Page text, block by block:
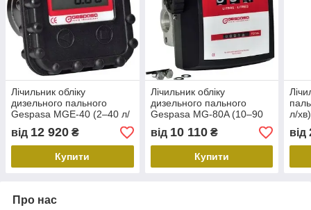
Лічильник обліку
дизельного пального
Gespasa MGE-40 (2–40 л/
хв)
від 12 920 ₴
Купити
Лічильник обліку
дизельного пального
Gespasa MG-80A (10–90
л/хв)
від 10 110₴
Купити
л/хв)
від
Про нас